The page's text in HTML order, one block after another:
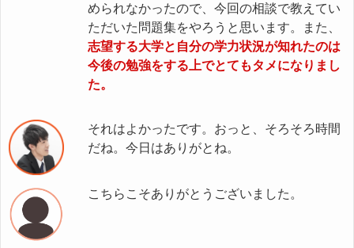
められなかったので、今回の相談で教えてい
ただいた問題集をやろうと思います。また、
志望する大学と自分の学力状況が知れたのは
今後の勉強をする上でとてもタメになりまし
た。
それはよかったです。おっと、そろそろ時間
だね。今日はありがとね。
こちらこそありがとうございました。